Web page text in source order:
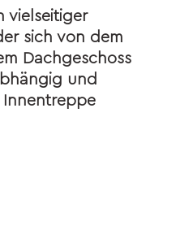
vielseitiger
sich von dem
Dachgeschoss
und